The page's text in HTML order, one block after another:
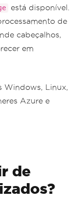
está disponível.
de
cabeçalhos,
em
Windows, Linux,
Azure e
de